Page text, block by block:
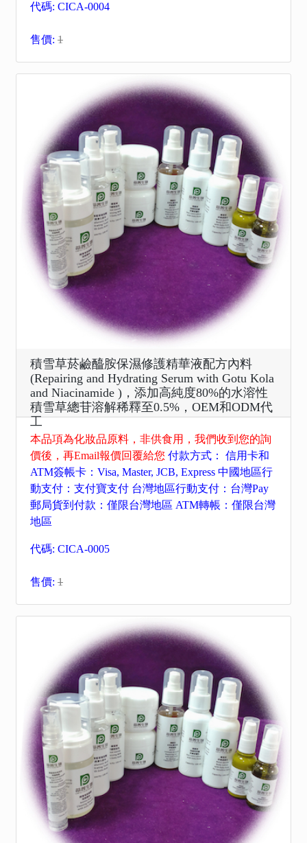
代碼: CICA-0004
售價: 1
積雪草菸鹼醯胺保濕修護精華液配方內料
(Repairing and Hydrating Serum with Gotu Kola
and Niacinamide )，添加高純度80%的水溶性
積雪草總苷溶解稀釋至0.5%，OEM和ODM代
工
本品項為化妝品原料，非供食用，我們收到您的詢
價後，再Email報價回覆給您 付款方式： 信用卡和
ATM簽帳卡：Visa, Master, JCB, Express 中國地區行
動支付：支付寶支付 台灣地區行動支付：台灣Pay
郵局貨到付款：僅限台灣地區 ATM轉帳：僅限台灣
地區
代碼: CICA-0005
售價: 1